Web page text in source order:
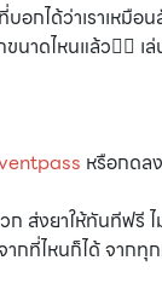
ได้ว่าเราเหมือน
าดไหนแล้ว😵‍💫
หรือกดล
ส่งยาให้ทันทีฟรี
กที่ไหนก็ได้ จากทุ